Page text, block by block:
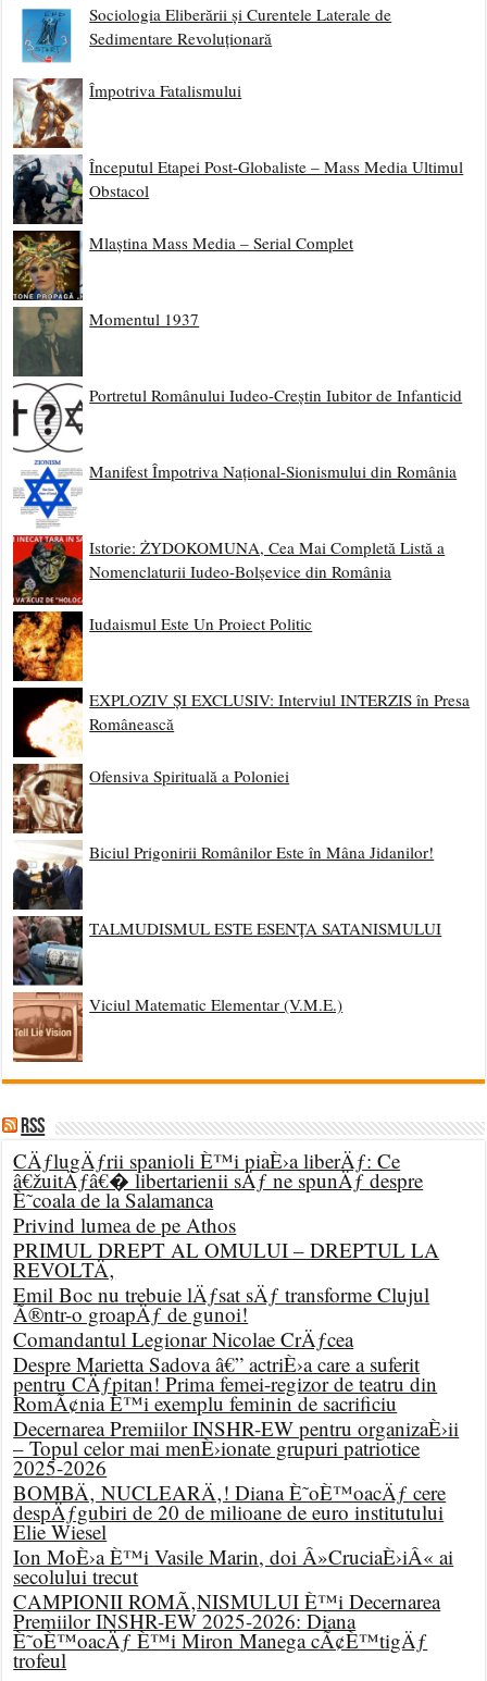
Sociologia Eliberării și Curentele Laterale de
Sedimentare Revoluționară
Împotriva Fatalismului
Începutul Etapei Post-Globaliste – Mass Media Ultimul
Obstacol
Mlaștina Mass Media – Serial Complet
Momentul 1937
Portretul Românului Iudeo-Creștin Iubitor de Infanticid
Manifest Împotriva Național-Sionismului din România
Istorie: ŻYDOKOMUNA, Cea Mai Completă Listă a
Nomenclaturii Iudeo-Bolșevice din România
Iudaismul Este Un Proiect Politic
EXPLOZIV ȘI EXCLUSIV: Interviul INTERZIS în Presa
Românească
Ofensiva Spirituală a Poloniei
Biciul Prigonirii Românilor Este în Mâna Jidanilor!
TALMUDISMUL ESTE ESENȚA SATANISMULUI
Viciul Matematic Elementar (V.M.E.)
RSS
CÄƒlugÄƒrii spanioli È™i piaÈ›a liberÄƒ: Ce
â€žuitÄƒâ€� libertarienii sÄƒ ne spunÄƒ despre
È˜coala de la Salamanca
Privind lumea de pe Athos
PRIMUL DREPT AL OMULUI – DREPTUL LA
REVOLTÄ‚
Emil Boc nu trebuie lÄƒsat sÄƒ transforme Clujul
Ã®ntr-o groapÄƒ de gunoi!
Comandantul Legionar Nicolae CrÄƒcea
Despre Marietta Sadova â€” actriÈ›a care a suferit
pentru CÄƒpitan! Prima femei-regizor de teatru din
RomÃ¢nia È™i exemplu feminin de sacrificiu
Decernarea Premiilor INSHR-EW pentru organizaÈ›ii
– Topul celor mai menÈ›ionate grupuri patriotice
2025-2026
BOMBÄ‚ NUCLEARÄ‚! Diana È˜oÈ™oacÄƒ cere
despÄƒgubiri de 20 de milioane de euro institutului
Elie Wiesel
Ion MoÈ›a È™i Vasile Marin, doi Â»CruciaÈ›iÂ« ai
secolului trecut
CAMPIONII ROMÃ‚NISMULUI È™i Decernarea
Premiilor INSHR-EW 2025-2026: Diana
È˜oÈ™oacÄƒ È™i Miron Manega cÃ¢È™tigÄƒ
trofeul